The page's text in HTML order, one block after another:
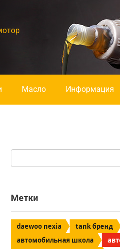
Масло Информация
Метки
daewoo nexia
tank бренд
автомобильная школа